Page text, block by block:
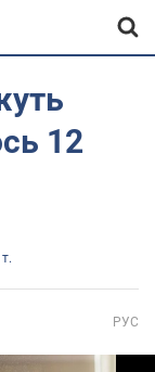
12
РУС